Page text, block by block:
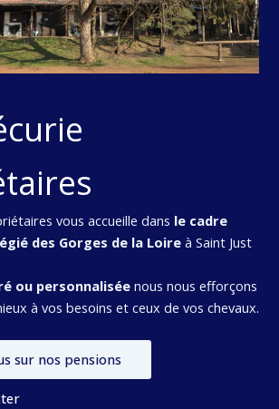
vous accueille dans le cadre
des Gorges de la Loireà Saint Just
ou personnaliséenous nous efforçons
à vos besoins et ceux de vos chevaux.
sur nos pensions